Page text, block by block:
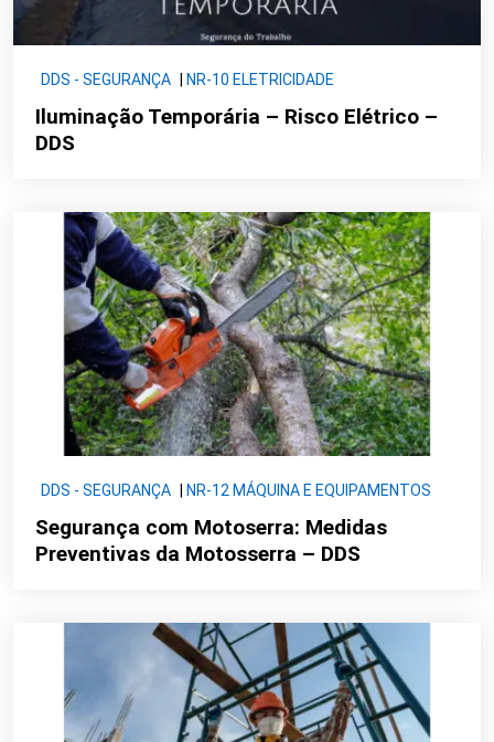
DDS - SEGURANÇA NR-10 ELETRICIDADE
Iluminação Temporária – Risco Elétrico –
DDS
DDS - SEGURANÇA NR-12 MÁQUINA E EQUIPAMENTOS
Segurança com Motoserra: Medidas
Preventivas da Motosserra – DDS